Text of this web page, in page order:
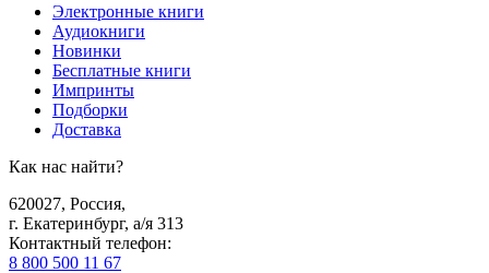
Электронные книги
Аудиокниги
Новинки
Бесплатные книги
Импринты
Подборки
Доставка
Как нас найти?
620027, Россия,
г. Екатеринбург, а/я 313
Контактный телефон:
8 800 500 11 67